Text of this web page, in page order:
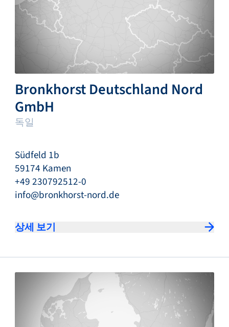
Bronkhorst Deutschland Nord
GmbH
독일
Südfeld 1b
59174 Kamen
+49 230792512-0
info@bronkhorst-nord.de
상세 보기